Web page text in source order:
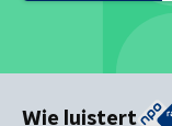
Wie luistert